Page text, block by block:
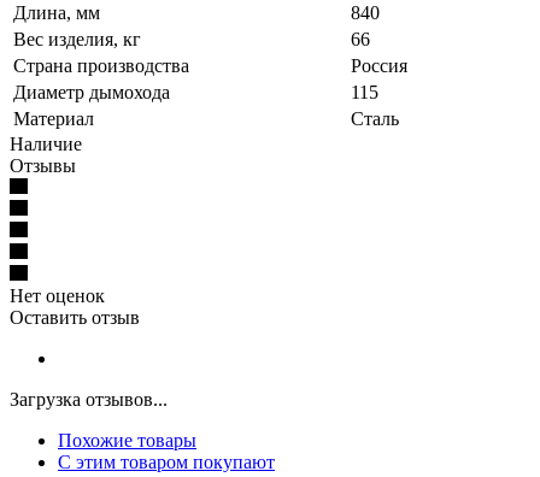
Длина, мм
840
Вес изделия, кг
66
Страна производства
Россия
Диаметр дымохода
115
Материал
Сталь
Наличие
Отзывы
Нет оценок
Оставить отзыв
Загрузка отзывов...
Похожие товары
С этим товаром покупают